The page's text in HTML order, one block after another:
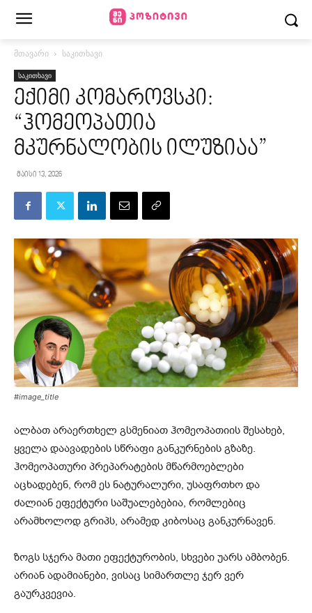
მთავარი საკითხავი
საკითხავი
ექიმი კომაროვსკი:
“ჰომეოპათია
მკურნალობის ილუზიაა”
მაისი 13, 2026
#image_title
ალბათ არაერთხელ გსმენიათ ჰომეოპათიის შესახებ,
ყველა დაავადების სწრაფი განკურნების გზაზე.
ჰომეოპათური პრეპარატების მწარმოებლები
აცხადებენ, რომ ეს ნატურალური, უსაფრთხო და
ძალიან ეფექტური საშუალებებია, რომლებიც
არამხოლოდ გრიპს, არამედ კიბოსაც განკურნავენ.
ზოგს სჯერა მათი ეფექტურობის, სხვები უარს ამბობენ.
არიან ადამიანები, ვისაც სიმართლე ჯერ ვერ
გაურკვევია.